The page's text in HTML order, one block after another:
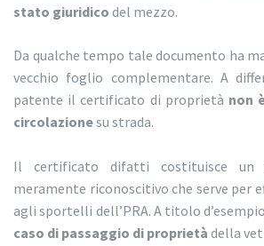
stato giuridico del mezzo.
Da qualche tempo tale documento ha
vecchio foglio complementare. A
patente il certificato di proprietà non
circolazionesu strada.
Il certificato difatti costituisce
meramente riconoscitivo che serve per
agli sportelli dell’PRA. A titolo
caso di passaggio di proprietà della